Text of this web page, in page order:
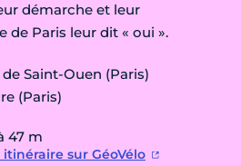
démarche et leur
de Paris leur dit « oui ».
Saint-Ouen (Paris)
(Paris)
47 m
sur GéoVélo